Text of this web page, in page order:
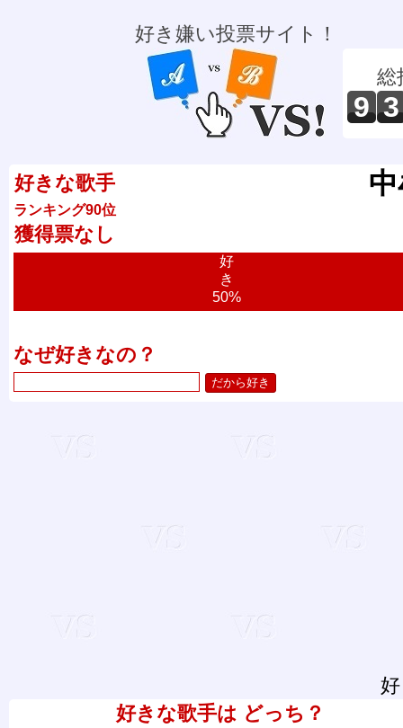
好き嫌い投票サイト！
総
9 3
好きな歌手
ランキング90位
獲得票なし
好
き
50%
なぜ好きなの？
好きな歌手は どっち？